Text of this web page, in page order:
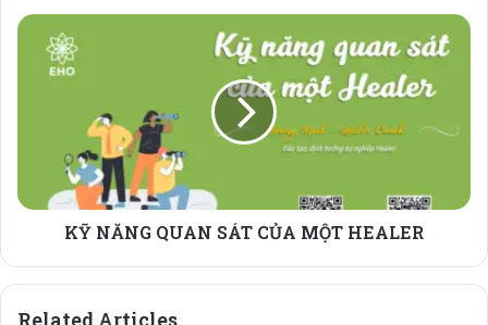
KỸ NĂNG QUAN SÁT CỦA MỘT HEALER
Related Articles